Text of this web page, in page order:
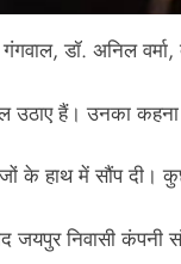
डॉ. अनिल वर्मा,
उठाए हैं। उनका
के हाथ में सौंप दी।
जयपुर निवासी